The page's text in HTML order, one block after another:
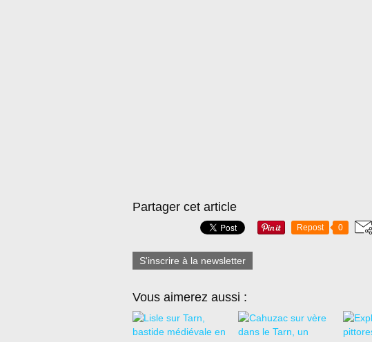
Partager cet article
Repost 0
S'inscrire à la newsletter
Vous aimerez aussi :